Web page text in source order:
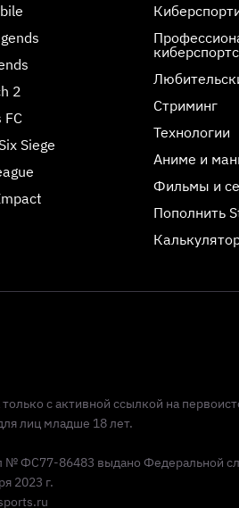
2
FC
Siege
Стриминг
Технологии
Аниме и
Фильмы и
Пополнить
с активной ссылкой на
лиц младше 18 лет.
№ ФС77-86483 выдано Федеральной
2023 г.